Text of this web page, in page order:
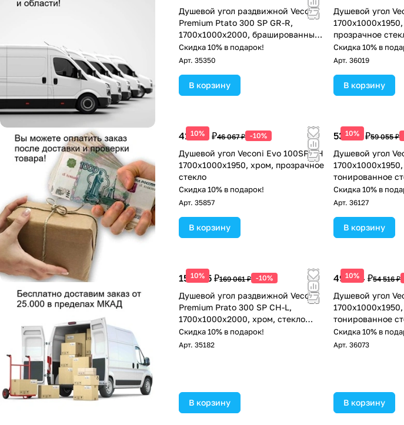
Душевой угол раздвижной Veconi
Premium Ptato 300 SP GR-R,
1700х1000x2000, брашированный
графит, стекло прозрачное
Скидка 10% в подарок!
Арт. 35350
В корзину
Душевой угол
прозрачное
Скидка 10% в
Арт. 36019
В корзину
10%
41 460 ₽46 067 ₽ -10%
Душевой угол Veconi Evo 100SP CH
1700х1000x1950, хром, прозрачное
стекло
Скидка 10% в подарок!
Арт. 35857
В корзину
10%
53 150 ₽59 055 ₽
Душевой угол
тонированное
Скидка 10% в
Арт. 36127
В корзину
10%
152 155 ₽169 061 ₽ -10%
Душевой угол раздвижной Veconi
Premium Prato 300 SP CH-L,
1700х1000x2000, хром, стекло
прозрачное
Скидка 10% в подарок!
Арт. 35182
В корзину
10%
49 064 ₽54 516 ₽
Душевой угол
тонированное
Скидка 10% в
Арт. 36073
В корзину